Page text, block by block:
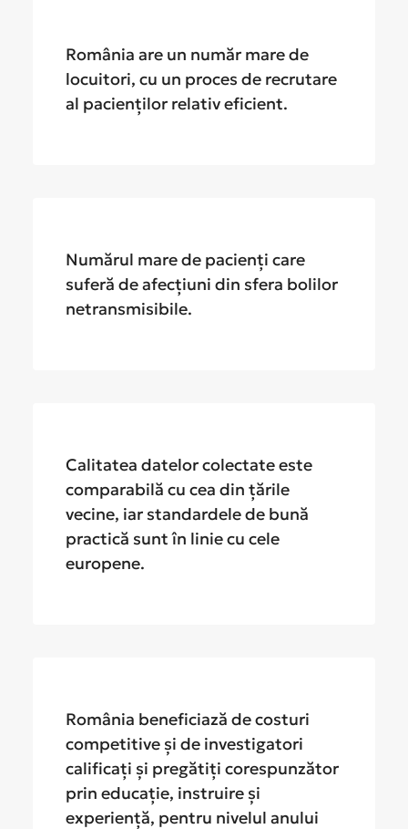
România are un număr mare de
locuitori, cu un proces de recrutare
al pacienților relativ eficient.
Numărul mare de pacienți care
suferă de afecțiuni din sfera bolilor
netransmisibile.
Calitatea datelor colectate este
comparabilă cu cea din țările
vecine, iar standardele de bună
practică sunt în linie cu cele
europene.
România beneficiază de costuri
competitive și de investigatori
calificați și pregătiți corespunzător
prin educație, instruire și
experiență, pentru nivelul anului